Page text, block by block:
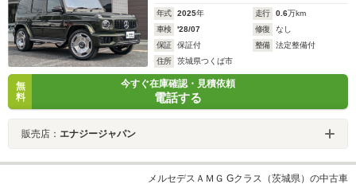
年式 2025年 走行 0.6万km
車検
'28/07 修復
なし
保証
保証付 整備
法定整備付
住所
茨城県つくば市
無
料
今すぐ在庫確認・見積依頼
電話する
販売店： エナジージャパン
メルセデスＡＭＧ Gクラス（茨城県）の中古車